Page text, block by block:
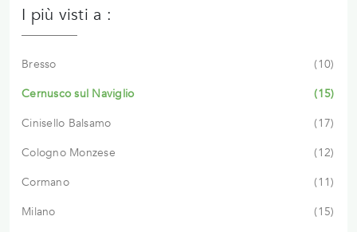
I più visti a :
Bresso
10
Cernusco sul Naviglio
15
Cinisello Balsamo
17
Cologno Monzese
12
Cormano
11
Milano
15